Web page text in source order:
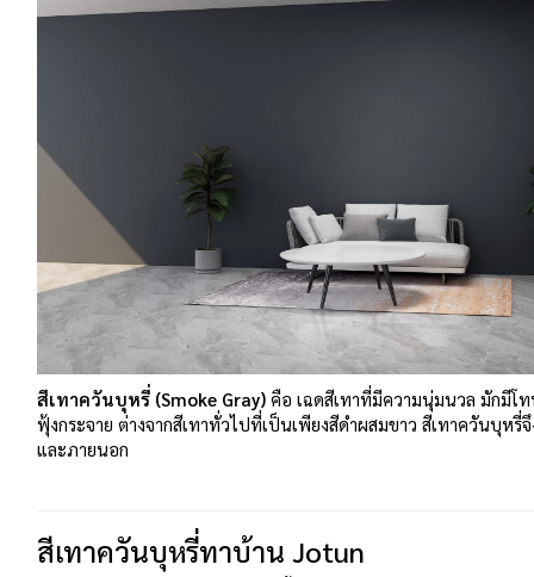
สีเทาควันบุหรี่ (Smoke Gray) คือ เฉดสีเทาที่มีความนุ่มนวล มักมีโ
ฟุ้งกระจาย ต่างจากสีเทาทั่วไปที่เป็นเพียงสีดำผสมขาว สีเทาควันบุห
และภายนอก
สีเทาควันบุหรี่ทาบ้าน Jotun